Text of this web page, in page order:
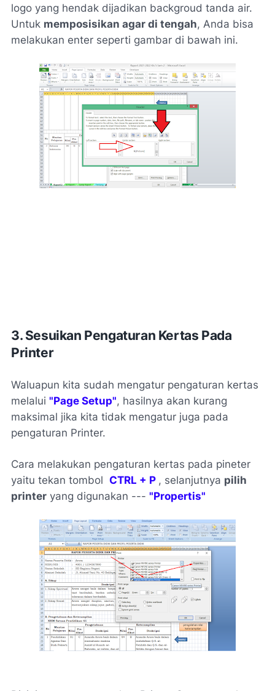
logo yang hendak dijadikan backgroud tanda air.
Untuk memposisikan agar di tengah, Anda bisa
melakukan enter seperti gambar di bawah ini.
3. Sesuikan Pengaturan Kertas Pada
Printer
Waluapun kita sudah mengatur pengaturan kertas
melalui "Page Setup", hasilnya akan kurang
maksimal jika kita tidak mengatur juga pada
pengaturan Printer.
Cara melakukan pengaturan kertas pada pineter
yaitu tekan tombol CTRL + P , selanjutnya pilih
printer yang digunakan --- "Propertis"